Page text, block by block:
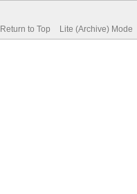
Return to Top Lite (Archive) Mode